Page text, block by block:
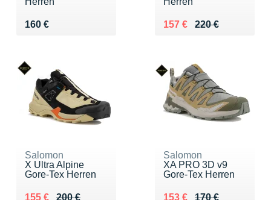
160 €
Vendu 160 € 220 €
Au lieu de 220 €
157 €
Vendu 157 €
Salomon
X Ultra Alpine
Gore-Tex Herren
200 €
Au lieu de 200 €
155 €
Vendu 155 €
Salomon
XA PRO 3D v9
Gore-Tex Herren
170 €
Au lieu de 170 €
153 €
Vendu 153 €